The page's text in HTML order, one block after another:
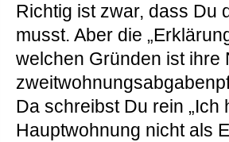
Richtig ist zwar, dass Du
musst. Aber die
welchen Gründen ist ihre
Da schreibst Du rein
Hauptwohnung nicht als